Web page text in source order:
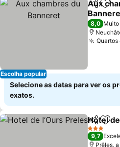
Escolha popular
Partilhar
Aux
8,0 Muito
Quartos
Selecione as datas para ver os
exatos.
Partilhar
Hotel
3 Estrelas
9,7
Prêles,